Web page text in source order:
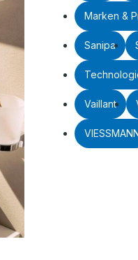
Marken &
Sanipa
Vaillant